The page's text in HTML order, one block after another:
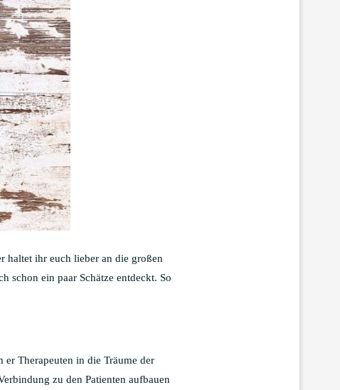
haltet ihr euch lieber an die großen
schon ein paar Schätze entdeckt. So
Therapeuten in die Träume der
zu den Patienten aufbauen